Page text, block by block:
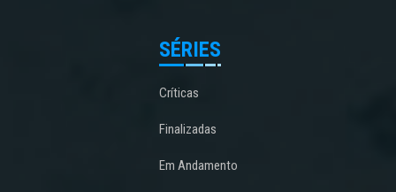
SÉRIES
Críticas
Finalizadas
Em Andamento